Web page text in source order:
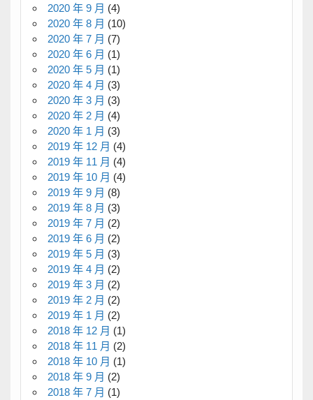
2020 年 9 月 (4)
2020 年 8 月 (10)
2020 年 7 月 (7)
2020 年 6 月 (1)
2020 年 5 月 (1)
2020 年 4 月 (3)
2020 年 3 月 (3)
2020 年 2 月 (4)
2020 年 1 月 (3)
2019 年 12 月 (4)
2019 年 11 月 (4)
2019 年 10 月 (4)
2019 年 9 月 (8)
2019 年 8 月 (3)
2019 年 7 月 (2)
2019 年 6 月 (2)
2019 年 5 月 (3)
2019 年 4 月 (2)
2019 年 3 月 (2)
2019 年 2 月 (2)
2019 年 1 月 (2)
2018 年 12 月 (1)
2018 年 11 月 (2)
2018 年 10 月 (1)
2018 年 9 月 (2)
2018 年 7 月 (1)